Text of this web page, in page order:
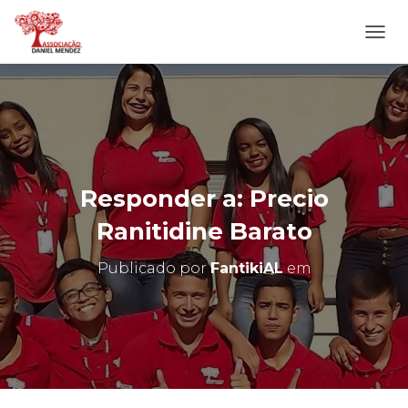
L
T
E
R
N
A
N
A
E
G
O
Responder a: Precio
Ranitidine Barato
Publicado porFantikiALem